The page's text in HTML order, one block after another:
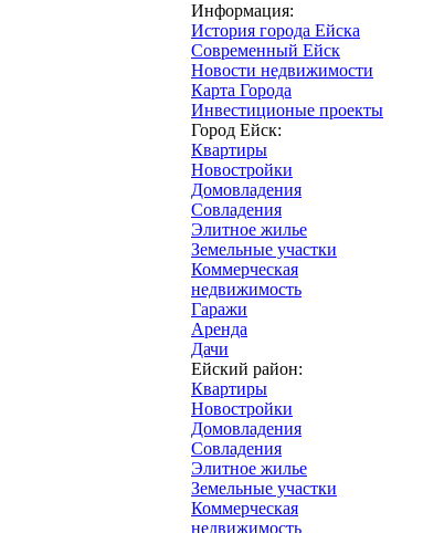
Информация:
История города Ейска
Современный Ейск
Новости недвижимости
Карта Города
Инвестиционые проекты
Город Ейск:
Квартиры
Новостройки
Домовладения
Совладения
Элитное жилье
Земельные участки
Коммерческая
недвижимость
Гаражи
Аренда
Дачи
Ейский район:
Квартиры
Новостройки
Домовладения
Совладения
Элитное жилье
Земельные участки
Коммерческая
недвижимость